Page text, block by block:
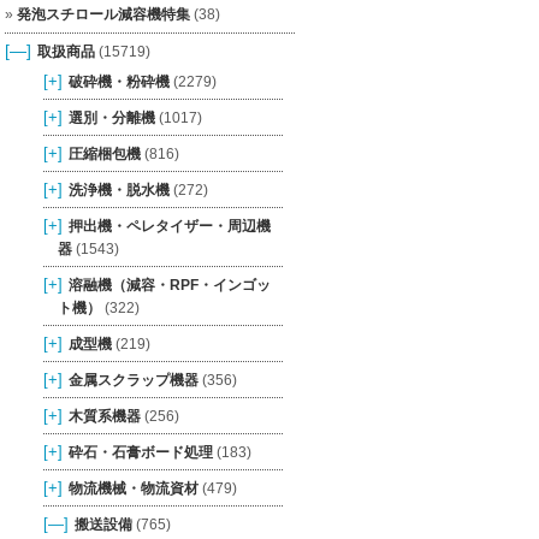
発泡スチロール減容機特集(38)
[—] 取扱商品(15719)
[+] 破砕機・粉砕機(2279)
[+] 選別・分離機(1017)
[+] 圧縮梱包機(816)
[+] 洗浄機・脱水機(272)
[+] 押出機・ペレタイザー・周辺機
器(1543)
[+] 溶融機（減容・RPF・インゴッ
ト機）
(322)
[+] 成型機(219)
[+] 金属スクラップ機器(356)
[+] 木質系機器(256)
[+] 砕石・石膏ボード処理(183)
[+] 物流機械・物流資材(479)
[—] 搬送設備(765)